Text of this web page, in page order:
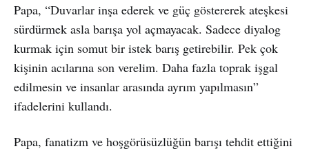
Papa, “Duvarlar inşa ederek ve güç göstererek ateşkesi
sürdürmek asla barışa yol açmayacak. Sadece diyalog
kurmak için somut bir istek barış getirebilir. Pek çok
kişinin acılarına son verelim. Daha fazla toprak işgal
edilmesin ve insanlar arasında ayrım yapılmasın”
ifadelerini kullandı.
Papa, fanatizm ve hoşgörüsüzlüğün barışı tehdit ettiğini